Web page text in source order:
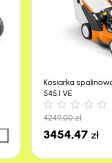
Kosiarka
545.1 VE
4249,00zł
3454,47 zł